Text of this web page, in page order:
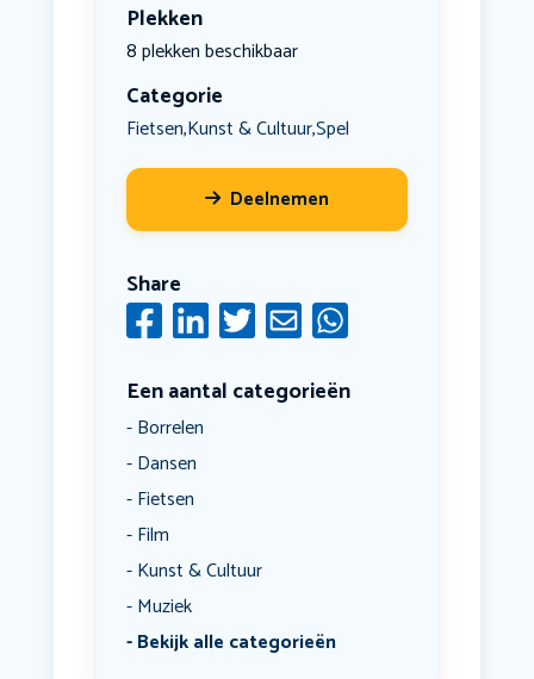
Plekken
8 plekken beschikbaar
Categorie
Fietsen,Kunst & Cultuur,Spel
Deelnemen
Share
Een aantal categorieën
Borrelen
Dansen
Fietsen
Film
Kunst & Cultuur
Muziek
Bekijk alle categorieën